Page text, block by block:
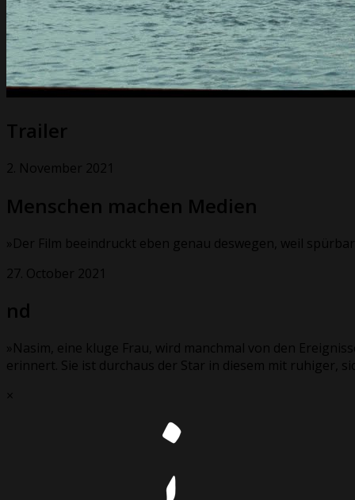
Trailer
2. November 2021
Menschen machen Medien
»Der Film beeindruckt eben genau deswegen, weil
27. October 2021
nd
»Nasim, eine kluge Frau, wird manchmal von den
erinnert. Sie ist durchaus der Star in diesem mit ruhiger,
×